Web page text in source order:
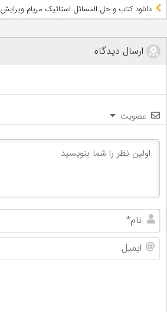
دانلود کتاب و حل المسائل استاتیک مریام ویرایش 8 هشتم (سال 2014)
ارسال دیدگاه
عضویت